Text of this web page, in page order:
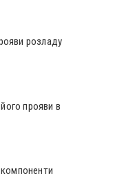
розладу
прояви в